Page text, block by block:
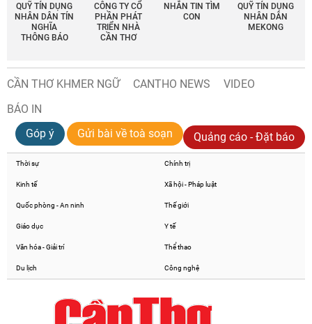
QUỸ TÍN DỤNG
NHÂN DÂN TÍN
NGHĨA
THÔNG BÁO
CÔNG TY CỔ
PHẦN PHÁT
TRIỂN NHÀ
CẦN THƠ
NHẮN TIN TÌM
CON
QUỸ TÍN DỤNG
NHÂN DÂN
MEKONG
CẦN THƠ KHMER NGỮ CANTHO NEWS
VIDEO
BÁO IN
Góp ý
Gửi bài về toà soạn Quảng cáo - Đặt báo
Thời sự Chính trị
Kinh tế Xã hội - Pháp luật
Quốc phòng - An ninh Thế giới
Giáo dục Y tế
Văn hóa - Giải trí Thể thao
Du lịch Công nghệ